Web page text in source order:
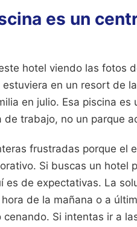
es un
hotel viendo las fotos
en un resort de
en julio. Esa piscina
de trabajo, no un parque
frustradas porque el
Si buscas un hotel
es de expectativas. La
de la mañana o a
cenando. Si intentas ir a